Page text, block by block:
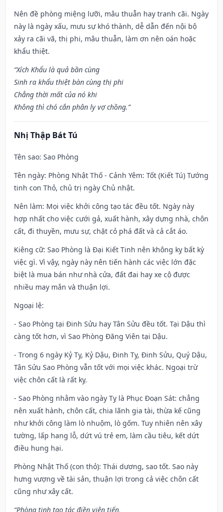
Nên đề phòng miệng lưỡi, mâu thuẫn hay tranh cãi. Ngày
này là ngày xấu, mưu sự khó thành, dễ dẫn đến nội bộ
xảy ra cãi vã, thị phi, mâu thuẫn, làm ơn nên oán hoặc
khẩu thiệt.
“Xích Khẩu là quả bần cùng
Sinh ra khẩu thiệt bàn cùng thị phi
Chẳng thời mất của nó khi
Không thì chó cắn phân ly vợ chồng.”
Nhị Thập Bát Tú
Tên sao: Sao Phòng
Tên ngày: Phòng Nhật Thố - Cảnh Yêm: Tốt (Kiết Tú) Tướng
tinh con Thỏ, chủ trị ngày Chủ nhật.
Nên làm: Mọi việc khởi công tạo tác đều tốt. Ngày này
hợp nhất cho việc cưới gả, xuất hành, xây dựng nhà, chôn
cất, đi thuyền, mưu sự, chặt cỏ phá đất và cả cắt áo.
Kiêng cữ: Sao Phòng là Đại Kiết Tinh nên không kỵ bất kỳ
việc gì. Vì vậy, ngày này nên tiến hành các việc lớn đặc
biệt là mua bán như nhà cửa, đất đai hay xe cộ được
nhiều may mắn và thuận lợi.
Ngoại lệ:
- Sao Phòng tại Đinh Sửu hay Tân Sửu đều tốt. Tại Dậu thì
càng tốt hơn, vì Sao Phòng Đăng Viên tại Dậu.
- Trong 6 ngày Kỷ Tỵ, Kỷ Dậu, Đinh Tỵ, Đinh Sửu, Quý Dậu,
Tân Sửu Sao Phòng vẫn tốt với mọi việc khác. Ngoại trừ
việc chôn cất là rất kỵ.
- Sao Phòng nhằm vào ngày Tỵ là Phục Đoạn Sát: chẳng
nên xuất hành, chôn cất, chia lãnh gia tài, thừa kế cũng
như khởi công làm lò nhuộm, lò gốm. Tuy nhiên nên xây
tường, lấp hang lỗ, dứt vú trẻ em, làm cầu tiêu, kết dứt
điều hung hại.
Phòng Nhật Thố (con thỏ): Thái dương, sao tốt. Sao này
hưng vượng về tài sản, thuận lợi trong cả việc chôn cất
cũng như xây cất.
“Phòng tinh tạo tác điền viên tiến,